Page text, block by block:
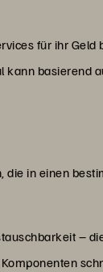
für ihr
basierend
in einen
–